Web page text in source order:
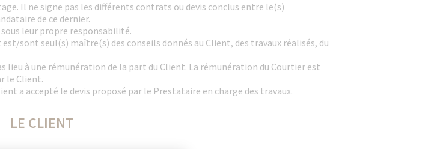
Il ne signe pas les différents contrats ou devis conclus entre le(s)
de ce dernier.
leur propre responsabilité.
sont seul(s) maître(s) des conseils donnés au Client, des travaux réalisés, du
lieu à une rémunération de la part du Client. La rémunération du Courtier est
le Client.
a accepté le devis proposé par le Prestataire en charge des travaux.
LE CLIENT